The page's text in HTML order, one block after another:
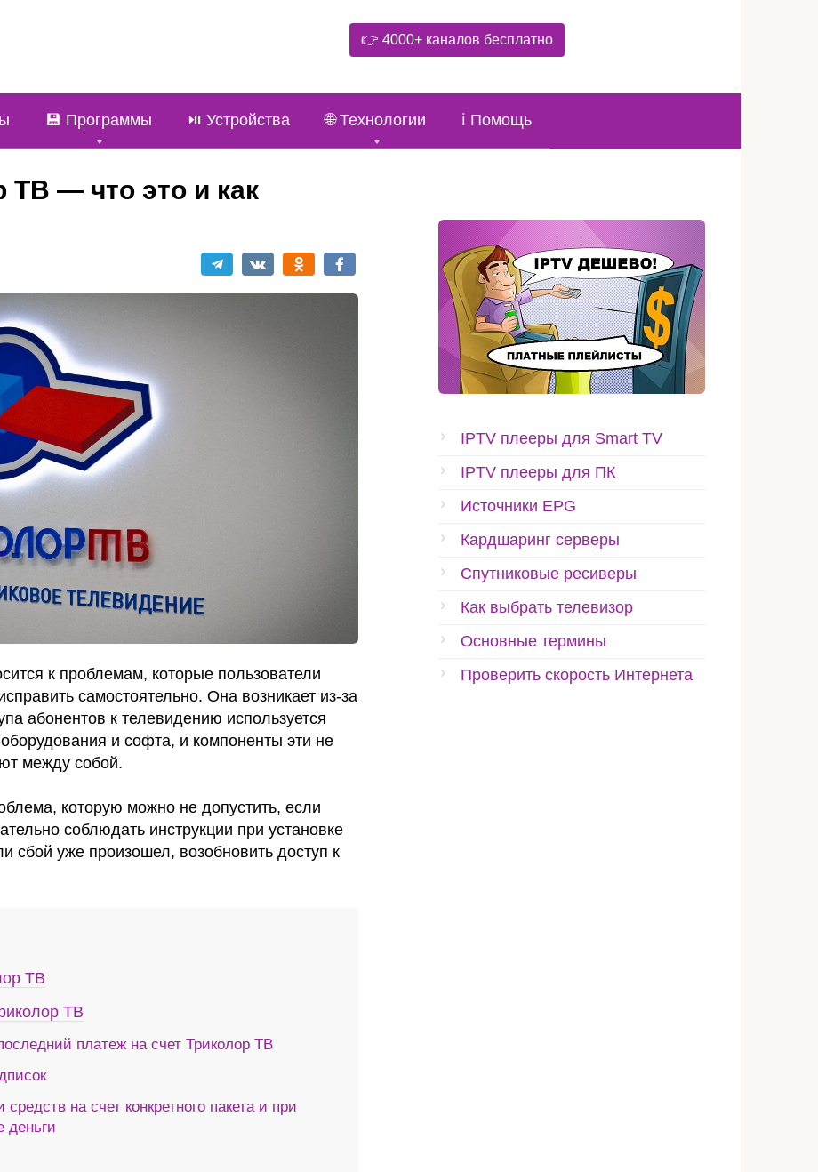
👉 4000+ каналов бесплатно
💾 Программы ⏯️ Устройства 🌐 Технологии ℹ️ Помощь
ТВ — что это и как
к проблемам, которые пользователи
самостоятельно. Она возникает из-за
абонентов к телевидению используется
и софта, и компоненты эти не
между собой.
которую можно не допустить, если
соблюдать инструкции при установке
сбой уже произошел, возобновить доступ к
ТВ
ТВ
платеж на счет Триколор ТВ
на счет конкретного пакета и при
деньги
IPTV плееры для Smart TV
IPTV плееры для ПК
Источники EPG
Кардшаринг серверы
Спутниковые ресиверы
Как выбрать телевизор
Основные термины
Проверить скорость Интернета